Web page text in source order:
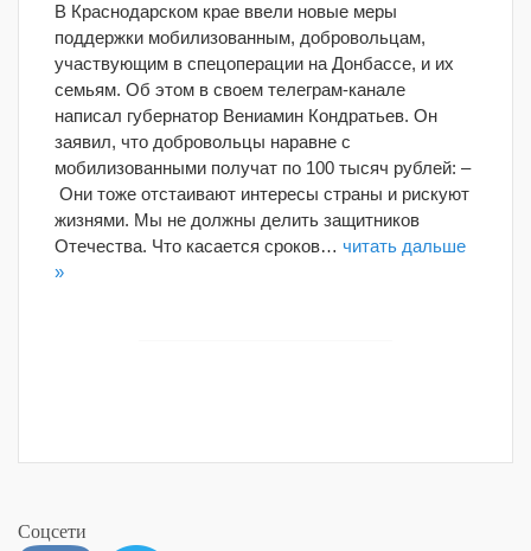
В Краснодарском крае ввели новые меры
поддержки мобилизованным, добровольцам,
участвующим в спецоперации на Донбассе, и их
семьям. Об этом в своем телеграм-канале
написал губернатор Вениамин Кондратьев. Он
заявил, что добровольцы наравне с
мобилизованными получат по 100 тысяч рублей: –
Они тоже отстаивают интересы страны и рискуют
жизнями. Мы не должны делить защитников
Отечества. Что касается сроков… читать дальше
»
Соцсети